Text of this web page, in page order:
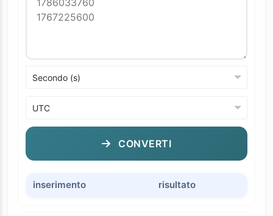
CONVERTI
inserimento risultato